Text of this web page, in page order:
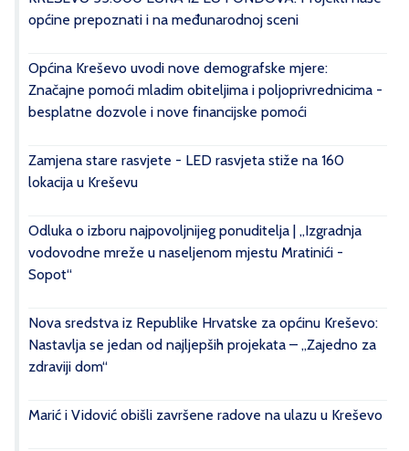
općine prepoznati i na međunarodnoj sceni
Općina Kreševo uvodi nove demografske mjere:
Značajne pomoći mladim obiteljima i poljoprivrednicima -
besplatne dozvole i nove financijske pomoći
Zamjena stare rasvjete - LED rasvjeta stiže na 160
lokacija u Kreševu
Odluka o izboru najpovoljnijeg ponuditelja | „Izgradnja
vodovodne mreže u naseljenom mjestu Mratinići -
Sopot“
Nova sredstva iz Republike Hrvatske za općinu Kreševo:
Nastavlja se jedan od najljepših projekata – „Zajedno za
zdraviji dom“
Marić i Vidović obišli završene radove na ulazu u Kreševo